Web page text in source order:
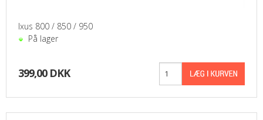
Ixus 800 / 850 / 950
På lager
399,00 DKK